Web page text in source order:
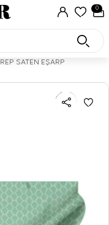
0
SATEN EŞARP